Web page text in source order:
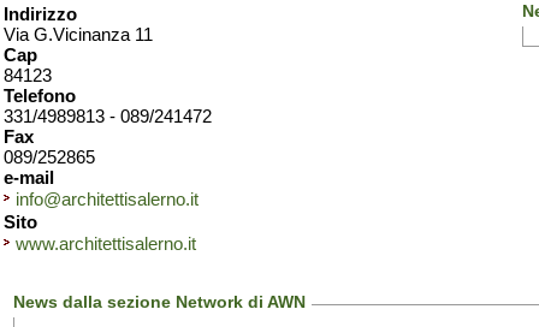
Indirizzo
Via G.Vicinanza 11
Cap
84123
Telefono
331/4989813 - 089/241472
Fax
089/252865
e-mail
info@architettisalerno.it
Sito
www.architettisalerno.it
News dalla sezione Network di AWN